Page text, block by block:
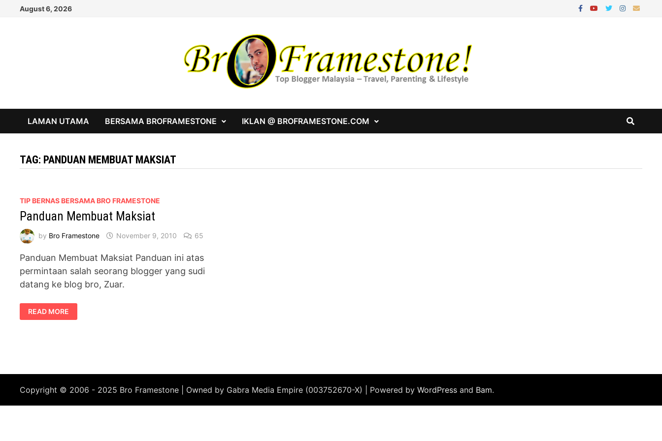
August 6, 2026
LAMAN UTAMA BERSAMA BROFRAMESTONE IKLAN @ BROFRAMESTONE.COM
TAG: PANDUAN MEMBUAT MAKSIAT
TIP BERNAS BERSAMA BRO FRAMESTONE
Panduan Membuat Maksiat
by Bro Framestone November 9, 2010 65
Panduan Membuat Maksiat Panduan ini atas
permintaan salah seorang blogger yang sudi
datang ke blog bro, Zuar.
PANDUAN
MEMBUAT
MAKSIAT
READ MORE
Copyright © 2006 - 2025 Bro Framestone | Owned by Gabra Media Empire (003752670-X) | Powered byWordPress and Bam.